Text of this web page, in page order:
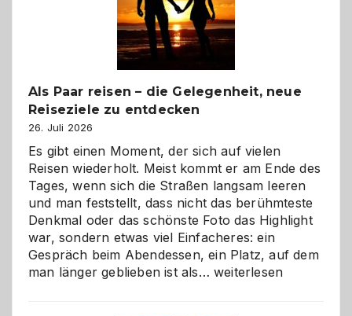
Als Paar reisen – die Gelegenheit, neue
Reiseziele zu entdecken
26. Juli 2026
Es gibt einen Moment, der sich auf vielen
Reisen wiederholt. Meist kommt er am Ende des
Tages, wenn sich die Straßen langsam leeren
und man feststellt, dass nicht das berühmteste
Denkmal oder das schönste Foto das Highlight
war, sondern etwas viel Einfacheres: ein
Gespräch beim Abendessen, ein Platz, auf dem
man länger geblieben ist als… Als
weiterlesen